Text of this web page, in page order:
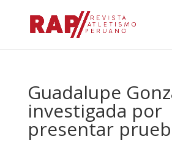
Guadalupe
investigada por
presentar